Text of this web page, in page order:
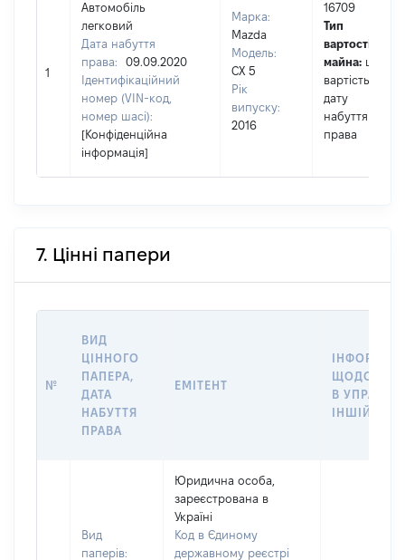
1
Автомобіль
легковий
Дата набуття
права:
09.09.2020
Ідентифікаційний
номер (VIN-код,
номер шасі):
[Конфіденційна
інформація]
Марка:
Mazda
Модель:
CX 5
Рік
випуску:
2016
16709
Тип
вартості
майна: це
вартість на
дату
набуття
права
7. Цінні папери
№
ВИД
ЦІННОГО
ПАПЕРА,
ДАТА
НАБУТТЯ
ПРАВА
ЕМІТЕНТ
ЩОДО
В
ІНШІЙ
Вид
паперів:
Юридична особа,
зареєстрована в
Україні
Код в Єдиному
державному реєстрі